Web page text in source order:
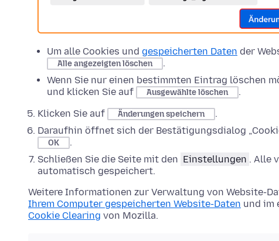
Um alle Cookies und gespeicherten Daten der
Alle angezeigten löschen
.
Wenn Sie nur einen bestimmten Eintrag löschen
und klicken Sie auf
Ausgewählte löschen
.
Klicken Sie auf
Änderungen speichern
.
Daraufhin öffnet sich der Bestätigungsdialog
OK
.
Schließen Sie die Seite mit den Einstellungen . Alle
automatisch gespeichert.
Weitere Informationen zur Verwaltung von Website-
Ihrem Computer gespeicherten Website-Daten und im
Cookie Clearing von Mozilla.